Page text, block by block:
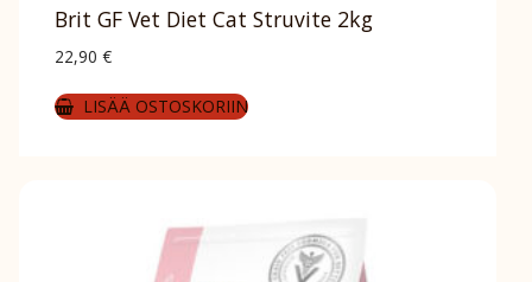
Brit GF Vet Diet Cat Struvite 2kg
22,90 €
LISÄÄ OSTOSKORIIN